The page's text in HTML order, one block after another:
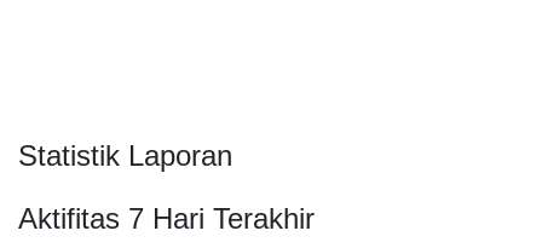
Statistik Laporan
Aktifitas 7 Hari Terakhir